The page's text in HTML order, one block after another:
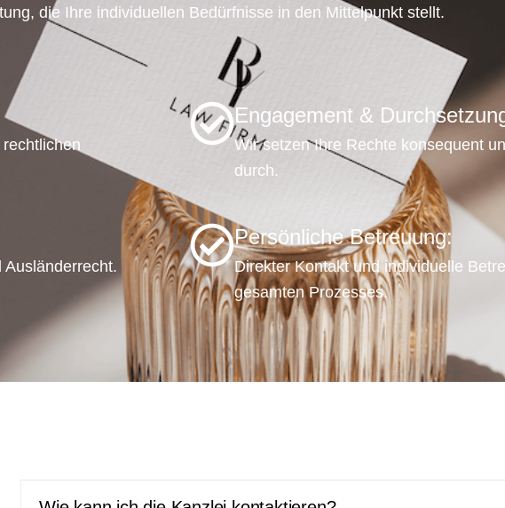
die Ihre individuellen Bedürfnisse in den Mittelpunkt stellt.
Engagement &
Wir setzen Ihre Rechte konsequent
durch.
Ausländerrecht.
Persönliche Betreuung:
Direkter Kontakt und individuelle
gesamten Prozesses.